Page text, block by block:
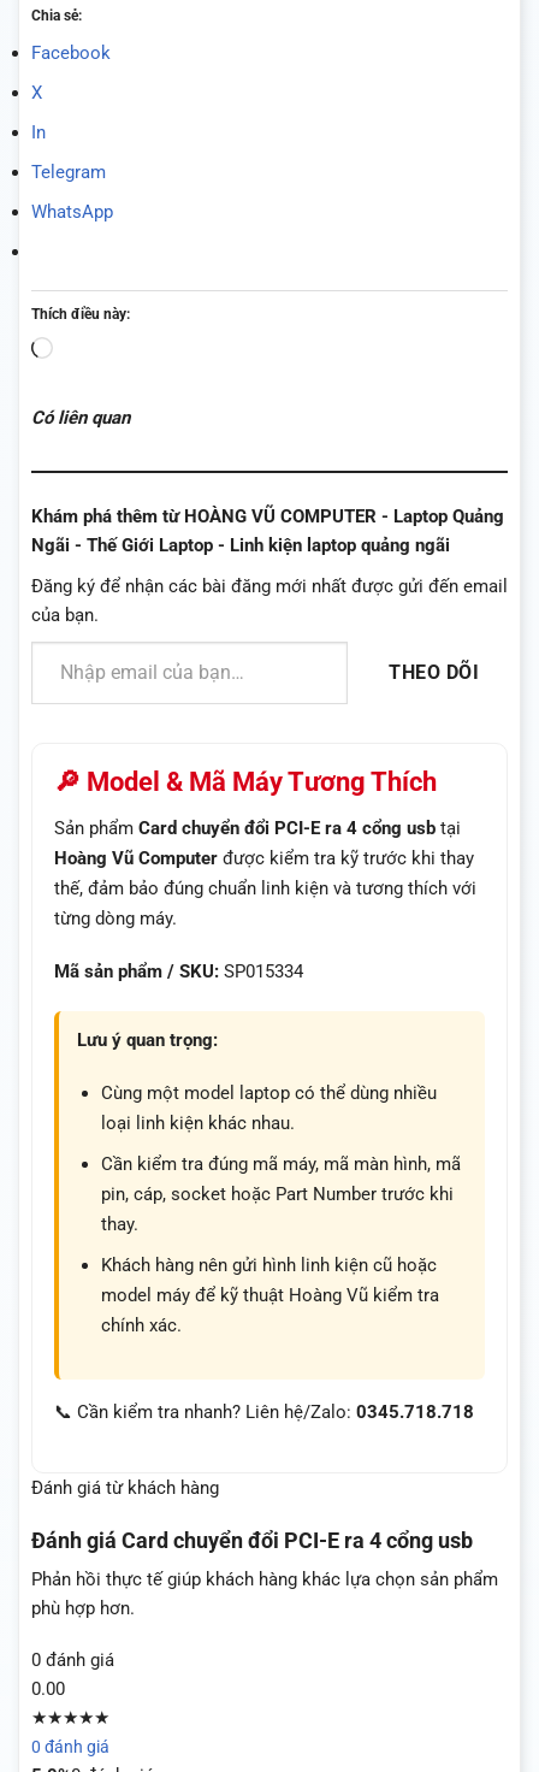
Chia sẻ:
Facebook
X
In
Telegram
WhatsApp
Thích điều này:
Đang
Có liên quan
Khám phá thêm từ HOÀNG VŨ COMPUTER - Laptop Quảng
Ngãi - Thế Giới Laptop - Linh kiện laptop quảng ngãi
Đăng ký để nhận các bài đăng mới nhất được gửi đến email
của bạn.
Nhập email của bạn…
THEO DÕI
🔎 Model & Mã Máy Tương Thích
Sản phẩm Card chuyển đổi PCI-E ra 4 cổng usb tại
Hoàng Vũ Computer được kiểm tra kỹ trước khi thay
thế, đảm bảo đúng chuẩn linh kiện và tương thích với
từng dòng máy.
Mã sản phẩm / SKU: SP015334
Lưu ý quan trọng:
Cùng một model laptop có thể dùng nhiều
loại linh kiện khác nhau.
Cần kiểm tra đúng mã máy, mã màn hình, mã
pin, cáp, socket hoặc Part Number trước khi
thay.
Khách hàng nên gửi hình linh kiện cũ hoặc
model máy để kỹ thuật Hoàng Vũ kiểm tra
chính xác.
📞 Cần kiểm tra nhanh? Liên hệ/Zalo: 0345.718.718
Đánh giá từ khách hàng
Đánh giá Card chuyển đổi PCI-E ra 4 cổng usb
Phản hồi thực tế giúp khách hàng khác lựa chọn sản phẩm
phù hợp hơn.
0 đánh giá
0.00
★★★★★
0 đánh giá